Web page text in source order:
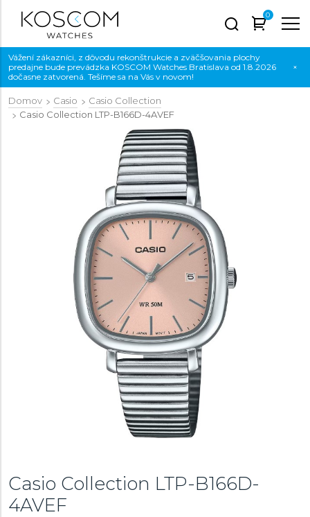
0
Vážení zákazníci, z dôvodu rekonštrukcie a zväčšovania plochy
predajne bude prevádzka KOSCOM Watches Bratislava od 1.8.2026
dočasne zatvorená. Tešíme sa na Vás v novom!
×
Domov Casio
Casio Collection
Casio Collection LTP-B166D-4AVEF
Casio Collection LTP-B166D-
4AVEF